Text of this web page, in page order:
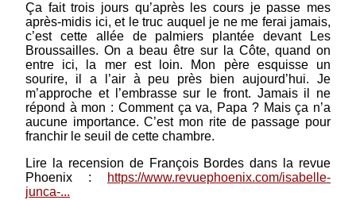
Ça fait trois jours qu’après les cours je passe mes
après-midis ici, et le truc auquel je ne me ferai jamais,
c’est cette allée de palmiers plantée devant Les
Broussailles. On a beau être sur la Côte, quand on
entre ici, la mer est loin. Mon père esquisse un
sourire, il a l’air à peu près bien aujourd’hui. Je
m’approche et l’embrasse sur le front. Jamais il ne
répond à mon : Comment ça va, Papa ? Mais ça n’a
aucune importance. C’est mon rite de passage pour
franchir le seuil de cette chambre.
Lire la recension de François Bordes dans la revue
Phoenix :
https://www.revuephoenix.com/isabelle-
junca-...